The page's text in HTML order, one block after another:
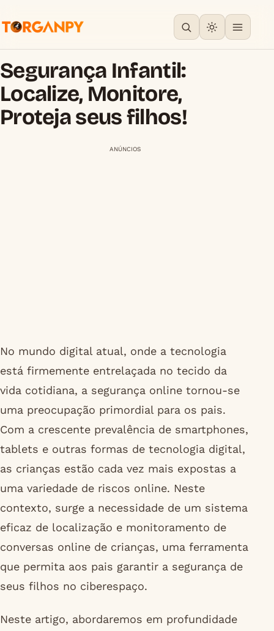
Segurança Infantil:
Localize, Monitore,
Proteja seus filhos!
ANÚNCIOS
No mundo digital atual, onde a tecnologia
está firmemente entrelaçada no tecido da
vida cotidiana, a segurança online tornou-se
uma preocupação primordial para os pais.
Com a crescente prevalência de smartphones,
tablets e outras formas de tecnologia digital,
as crianças estão cada vez mais expostas a
uma variedade de riscos online. Neste
contexto, surge a necessidade de um sistema
eficaz de localização e monitoramento de
conversas online de crianças, uma ferramenta
que permita aos pais garantir a segurança de
seus filhos no ciberespaço.
Neste artigo, abordaremos em profundidade